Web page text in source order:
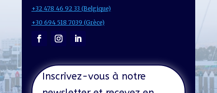
+32 478 46 92 33 (Belgique)
+30 694 518 7039 (Grèce)
Inscrivez-vous à notre